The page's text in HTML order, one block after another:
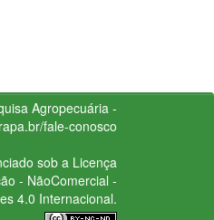
Agropecuária -
fale-conosco
sob a Licença
- NãoComercial -
4.0 Internacional.